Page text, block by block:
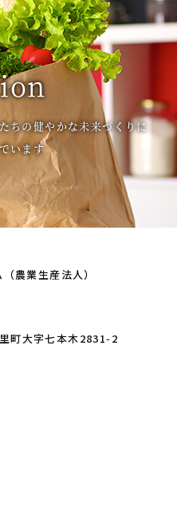
ちの健やかな未来づくりに
います
農業生産法人）
町大字七本木2831‑2